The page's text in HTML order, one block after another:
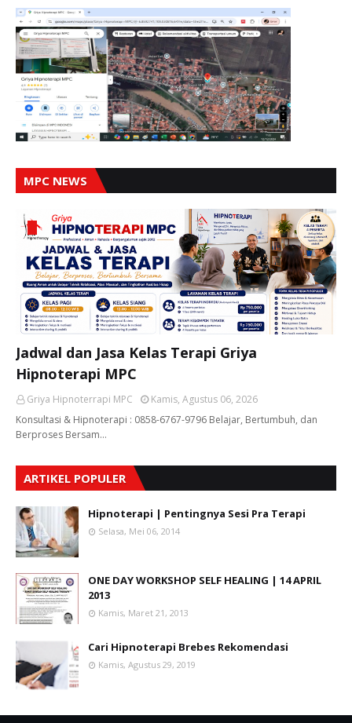
MPC NEWS
Jadwal dan Jasa Kelas Terapi Griya
Hipnoterapi MPC
Griya Hipnoterrapi MPC
Kamis, Agustus 06, 2026
Konsultasi & Hipnoterapi : 0858-6767-9796 Belajar, Bertumbuh, dan
Berproses Bersam…
ARTIKEL POPULER
Hipnoterapi | Pentingnya Sesi Pra Terapi
Selasa, Mei 06, 2014
ONE DAY WORKSHOP SELF HEALING | 14 APRIL
2013
Kamis, Maret 21, 2013
Cari Hipnoterapi Brebes Rekomendasi
Kamis, Agustus 29, 2019